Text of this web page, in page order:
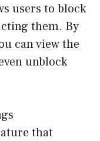
users to block
them. By
can view the
unblock
that